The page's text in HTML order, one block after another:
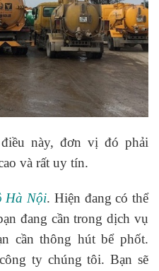
này, đơn vị đó phải
và rất uy tín.
Hà Nội. Hiện đang có thể
đang cần trong dịch vụ
cần thông hút bể phốt.
ty chúng tôi. Bạn sẽ